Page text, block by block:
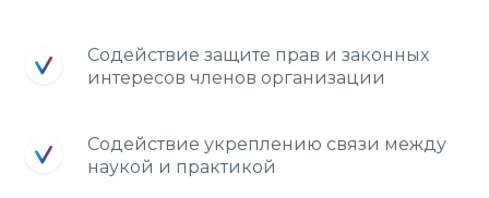
Содействие защите прав и законных
интересов членов организации
Содействие укреплению связи между
наукой и практикой